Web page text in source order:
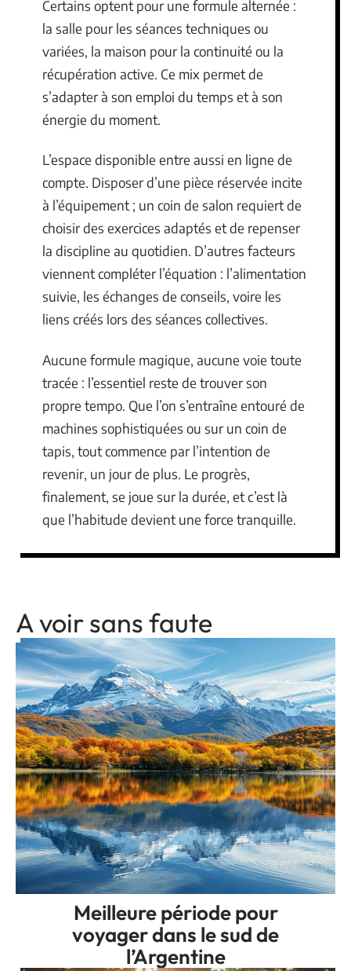
Certains optent pour une formule alternée :
la salle pour les séances techniques ou
variées, la maison pour la continuité ou la
récupération active. Ce mix permet de
s’adapter à son emploi du temps et à son
énergie du moment.
L’espace disponible entre aussi en ligne de
compte. Disposer d’une pièce réservée incite
à l’équipement ; un coin de salon requiert de
choisir des exercices adaptés et de repenser
la discipline au quotidien. D’autres facteurs
viennent compléter l’équation : l’alimentation
suivie, les échanges de conseils, voire les
liens créés lors des séances collectives.
Aucune formule magique, aucune voie toute
tracée : l’essentiel reste de trouver son
propre tempo. Que l’on s’entraîne entouré de
machines sophistiquées ou sur un coin de
tapis, tout commence par l’intention de
revenir, un jour de plus. Le progrès,
finalement, se joue sur la durée, et c’est là
que l’habitude devient une force tranquille.
A voir sans faute
Meilleure période pour
voyager dans le sud de
l’Argentine